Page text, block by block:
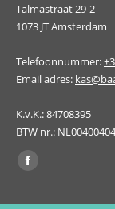
Talmastraat 29-2
1073 JT Amsterdam
Telefoonnummer:
Email adres:
K.v.K.: 84708395
BTW nr.:
Vind ons op:
Facebook